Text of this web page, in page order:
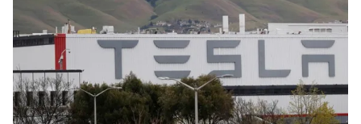
THỜI BÁO VTV
Theo dõi báo trên